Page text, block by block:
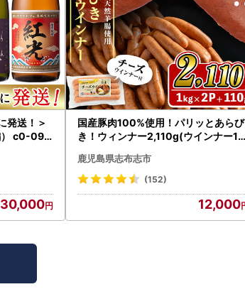
発送！＞
） c0-091
30,000
国産豚肉100%使用！パリッとあらび
き！ウィンナー2,110g(ウインナー1k
4
鹿児島県志布志市
(152)
12,000